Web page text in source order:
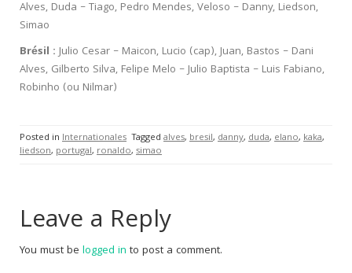
Alves, Duda – Tiago, Pedro Mendes, Veloso – Danny, Liedson,
Simao
Brésil :Julio Cesar – Maicon, Lucio (cap), Juan, Bastos – Dani
Alves, Gilberto Silva, Felipe Melo – Julio Baptista – Luis Fabiano,
Robinho (ou Nilmar)
Posted in Internationales Tagged alves, bresil, danny, duda, elano, kaka,
liedson, portugal, ronaldo, simao
Leave a Reply
You must be logged in to post a comment.